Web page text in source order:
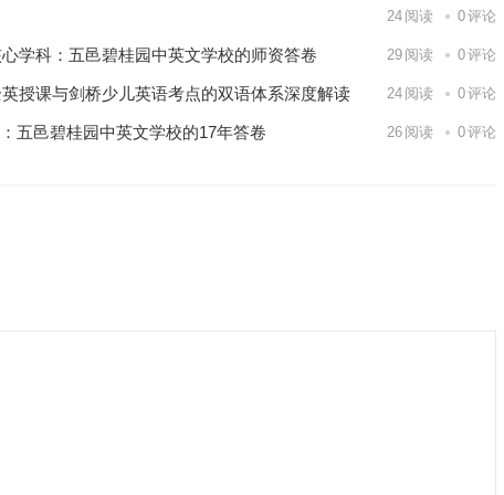
24 阅读 0评论
学科：五邑碧桂园中英文学校的师资答卷 29 阅读 0评论
授课与剑桥少儿英语考点的双语体系深度解读 24 阅读 0评论
五邑碧桂园中英文学校的17年答卷 26 阅读 0评论